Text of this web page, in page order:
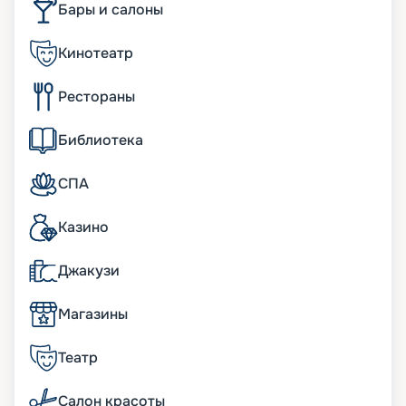
забыты и маленькие путешественники. Для них
Большое внимание уделялось разработке
дизайнов, качеству отделочных материалов.
Основные характеристики лайнера:
• ширина – 48 м;
• длина – 311 м;
• водоизмещение – 142 тыс. т;
• осадка – 8 м;
• скорость – 22 узла;
• общее число кают – 1 557, в наличии
внутренние и внешние с террасами. В них
На круизном лайнере есть прогулочная зона
внутри корабля – так называемый «Королевский
променад», оригинальный бульвар под
стеклянным куполом. Его характеристики –
Бары и салоны
Кинотеатр
Рестораны
Библиотека
СПА
Казино
Джакузи
Магазины
Театр
Салон красоты